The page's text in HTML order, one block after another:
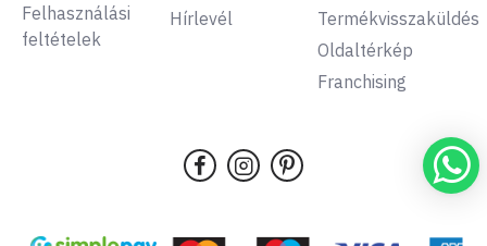
Felhasználási
feltételek
Hírlevél
Termékvisszaküldés
Oldaltérkép
Franchising